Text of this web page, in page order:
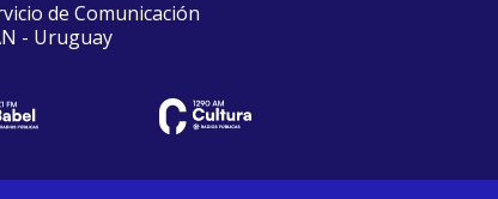
de Comunicación
- Uruguay